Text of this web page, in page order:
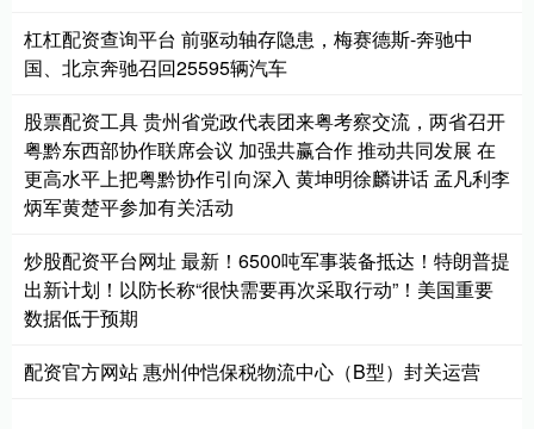
杠杠配资查询平台 前驱动轴存隐患，梅赛德斯-奔驰中
国、北京奔驰召回25595辆汽车
股票配资工具 贵州省党政代表团来粤考察交流，两省召开
粤黔东西部协作联席会议 加强共赢合作 推动共同发展 在
更高水平上把粤黔协作引向深入 黄坤明徐麟讲话 孟凡利李
炳军黄楚平参加有关活动
炒股配资平台网址 最新！6500吨军事装备抵达！特朗普提
出新计划！以防长称“很快需要再次采取行动”！美国重要
数据低于预期
配资官方网站 惠州仲恺保税物流中心（B型）封关运营